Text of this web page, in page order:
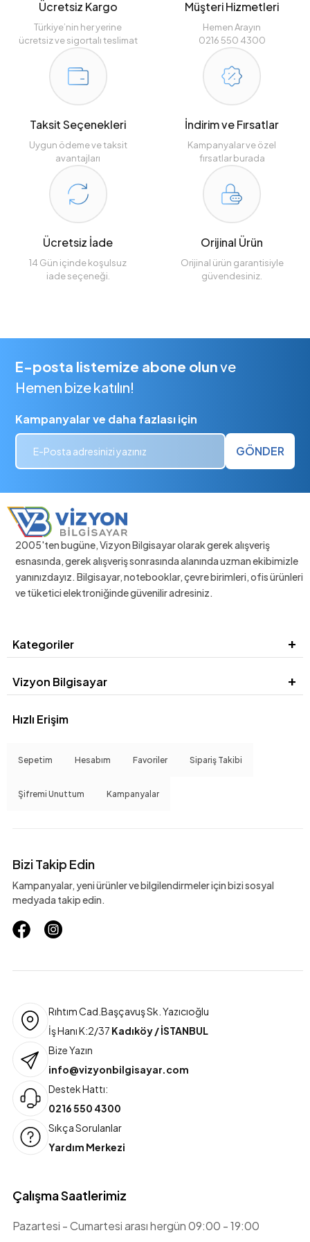
Ücretsiz Kargo
Türkiye’nin her yerine
ücretsiz ve sigortalı teslimat
Müşteri Hizmetleri
Hemen Arayın
0216 550 4300
Taksit Seçenekleri
Uygun ödeme ve taksit
avantajları
İndirim ve Fırsatlar
Kampanyalar ve özel
fırsatlar burada
Ücretsiz İade
14 Gün içinde koşulsuz
iade seçeneği.
Orijinal Ürün
Orijinal ürün garantisiyle
güvendesiniz.
E-posta listemize abone olunve
Hemen bize katılın!
Kampanyalar ve daha fazlası için
GÖNDER
2005'ten bugüne, Vizyon Bilgisayar olarak gerek alışveriş
esnasında, gerek alışveriş sonrasında alanında uzman ekibimizle
yanınızdayız. Bilgisayar, notebooklar, çevre birimleri, ofis ürünleri
ve tüketici elektroniğinde güvenilir adresiniz.
Kategoriler
Vizyon Bilgisayar
Hızlı Erişim
Sepetim Hesabım Favoriler Sipariş Takibi
Şifremi Unuttum Kampanyalar
Bizi Takip Edin
Kampanyalar, yeni ürünler ve bilgilendirmeler için bizi sosyal
medyada takip edin.
Rıhtım Cad.Başçavuş Sk. Yazıcıoğlu
İş Hanı K:2/37 Kadıköy / İSTANBUL
Bize Yazın
info@vizyonbilgisayar.com
Destek Hattı:
0216 550 4300
Sıkça Sorulanlar
Yardım Merkezi
Çalışma Saatlerimiz
Pazartesi - Cumartesi arası hergün 09:00 - 19:00